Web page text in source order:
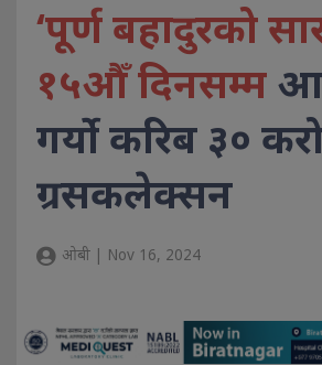
‘पूर्ण बहादुरको
१५औँ दिनसम्म
गर्यो करिब ३०
ग्रसकलेक्सन
ओबी | Nov 16, 2024